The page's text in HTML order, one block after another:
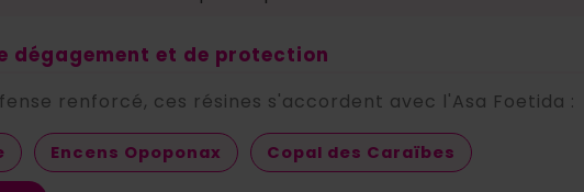
dégagement et de protection
renforcé, ces résines s'accordent avec l'Asa Foetida :
Encens Opoponax Copal des Caraïbes